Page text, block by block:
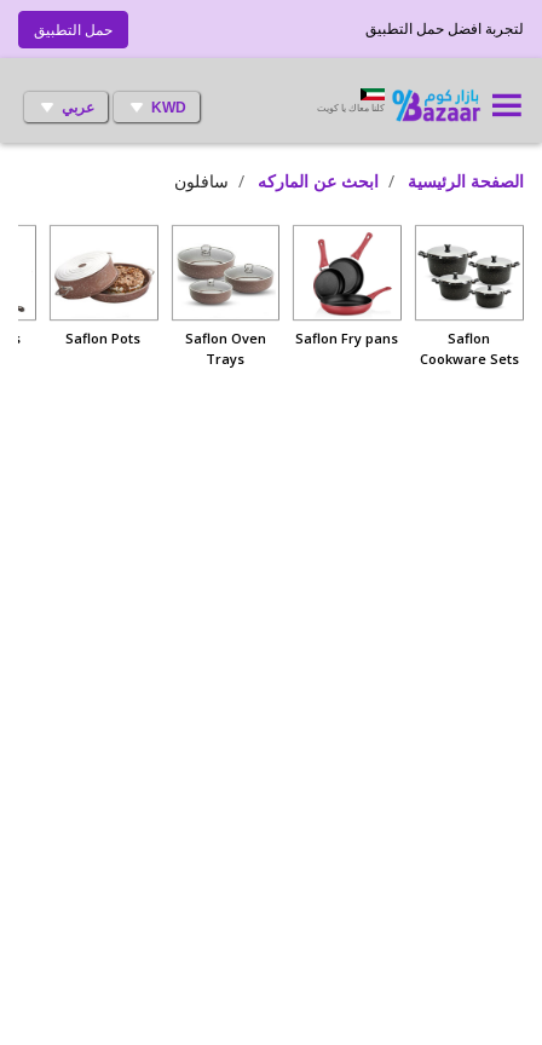
حمل التطبيق لتجربة افضل حمل التطبيق
KWD عربي كلنا معاك يا كويت
الصفحة الرئيسية ابحث عن الماركه سافلون
Saflon
Cookware Sets
Saflon Fry pans
Saflon Oven
Trays
Saflon Pots